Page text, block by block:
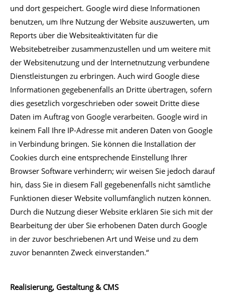
und dort gespeichert. Google wird diese Informationen
benutzen, um Ihre Nutzung der Website auszuwerten, um
Reports über die Websiteaktivitäten für die
Websitebetreiber zusammenzustellen und um weitere mit
der Websitenutzung und der Internetnutzung verbundene
Dienstleistungen zu erbringen. Auch wird Google diese
Informationen gegebenenfalls an Dritte übertragen, sofern
dies gesetzlich vorgeschrieben oder soweit Dritte diese
Daten im Auftrag von Google verarbeiten. Google wird in
keinem Fall Ihre IP-Adresse mit anderen Daten von Google
in Verbindung bringen. Sie können die Installation der
Cookies durch eine entsprechende Einstellung Ihrer
Browser Software verhindern; wir weisen Sie jedoch darauf
hin, dass Sie in diesem Fall gegebenenfalls nicht sämtliche
Funktionen dieser Website vollumfänglich nutzen können.
Durch die Nutzung dieser Website erklären Sie sich mit der
Bearbeitung der über Sie erhobenen Daten durch Google
in der zuvor beschriebenen Art und Weise und zu dem
zuvor benannten Zweck einverstanden.“
Realisierung, Gestaltung & CMS